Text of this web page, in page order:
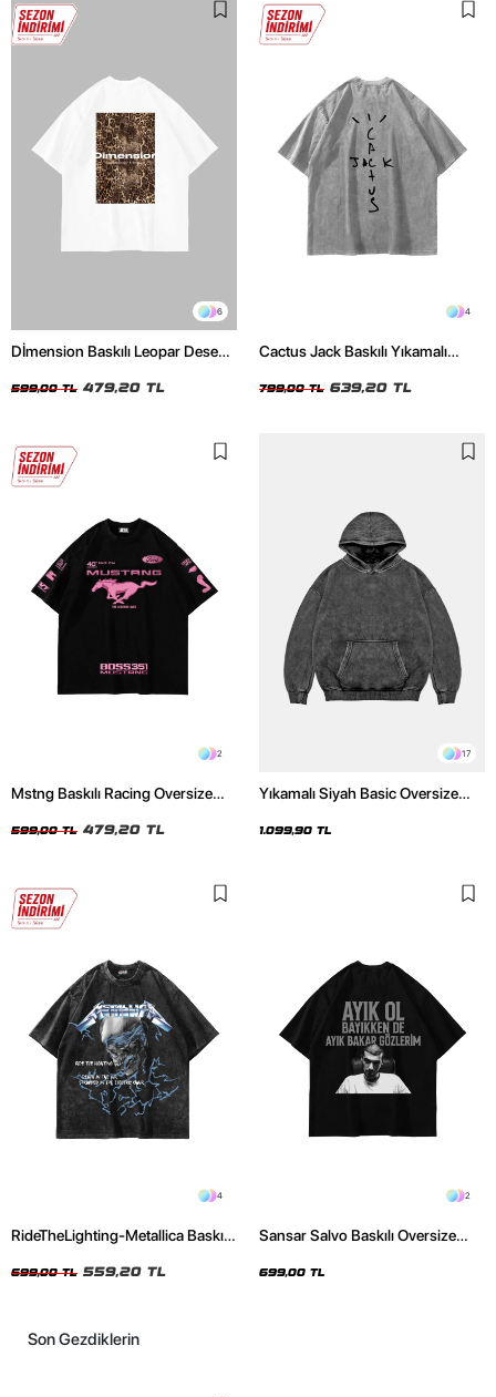
6
Dİmension Baskılı Leopar Desenli
Tshirt
599,00 TL 479,20 TL
4
Cactus Jack Baskılı Yıkamalı
799,00 TL 639,20 TL
2
Mstng Baskılı Racing Oversize
599,00 TL 479,20 TL
17
Yıkamalı Siyah Basic Oversize
1.099,90 TL
4
RideTheLighting-Metallica Baskılı
Tshirt
699,00 TL 559,20 TL
2
Sansar Salvo Baskılı Oversize
699,00 TL
Son Gezdiklerin